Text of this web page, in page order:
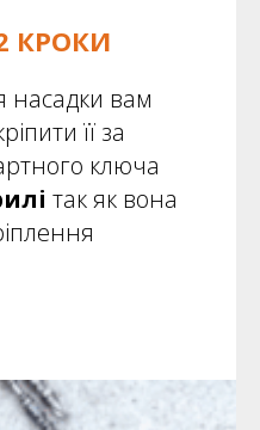
КРОКИ
насадки вам
її за
ключа
так як вона